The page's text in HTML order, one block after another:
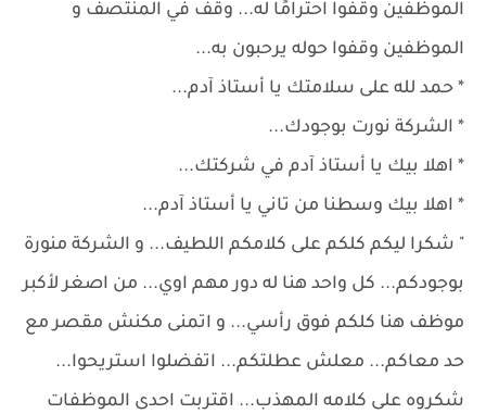
الموظفين وقفوا احترامًا له... وقف في المنتصف و
الموظفين وقفوا حوله يرحبون به...
* حمد لله على سلامتك يا أستاذ آدم...
* الشركة نورت بوجودك...
* اهلا بيك يا أستاذ آدم في شركتك...
* اهلا بيك وسطنا من تاني يا أستاذ آدم...
" شكرا ليكم كلكم على كلامكم اللطيف... و الشركة منورة
بوجودكم... كل واحد هنا له دور مهم اوي... من اصغر لأكبر
موظف هنا كلكم فوق رأسي... و اتمنى مكنش مقصر مع
حد معاكم... معلش عطلتكم... اتفضلوا استريحوا...
شكروه على كلامه المهذب... اقتربت احدى الموظفات